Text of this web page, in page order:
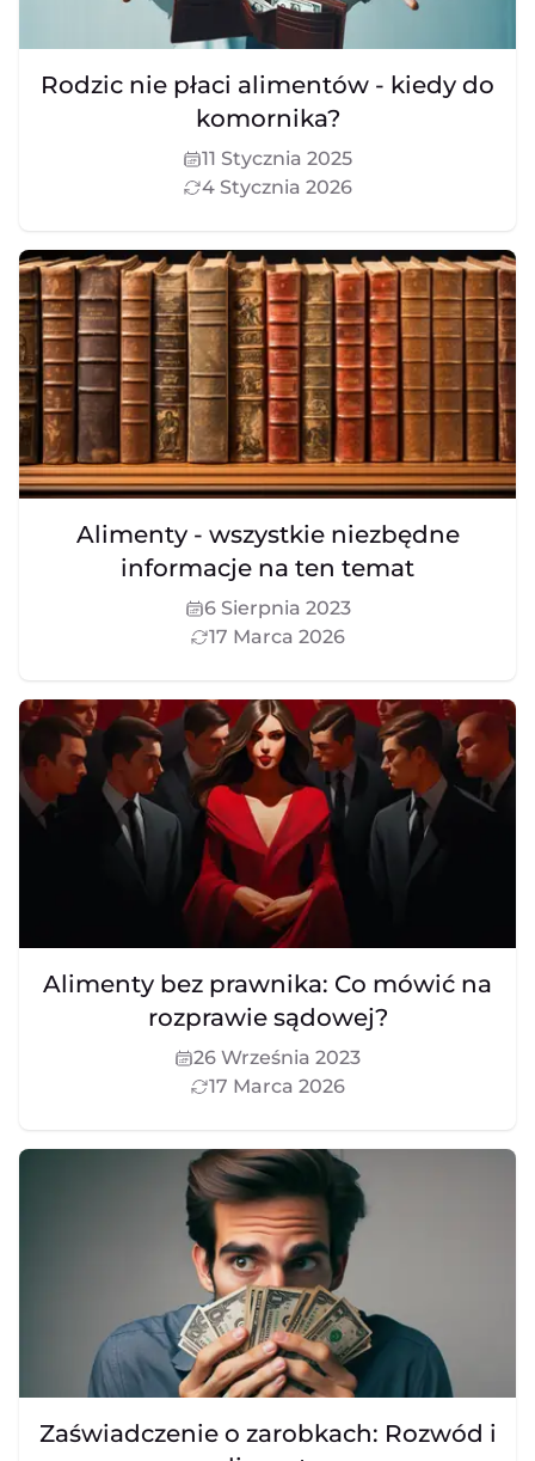
Rodzic nie płaci alimentów - kiedy do
komornika?
11 Stycznia 2025
4 Stycznia 2026
Alimenty - wszystkie niezbędne
informacje na ten temat
6 Sierpnia 2023
17 Marca 2026
Alimenty bez prawnika: Co mówić na
rozprawie sądowej?
26 Września 2023
17 Marca 2026
Zaświadczenie o zarobkach: Rozwód i